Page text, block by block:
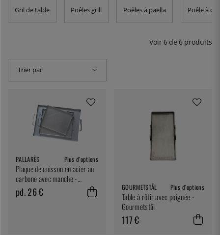
des grils paninis pour la cuisson des saucisses.
Gril de table Poêles grill Poêles à paella Poêle à
Voir 6 de 6 produits
Trier par
PALLARÈS Plus d'options
Plaque de cuisson en acier au
carbone avec manche -
Pallarès
pd. 26 € GOURMETSTÅL Plus d'options
Table à rôtir avec poignée -
Gourmetstål
117 €